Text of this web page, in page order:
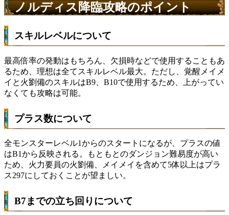
ノルディス降臨攻略のポイント
スキルレベルについて
最高倍率の発動はもちろん、欠損時などで使用することもあ
るため、理想は全てスキルレベル最大。ただし、覚醒メイメ
イと火劉備のスキルはB9、B10で使用するため、上がってい
なくても攻略は可能。
プラス数について
全モンスターレベル1からのスタートになるが、プラスの値
はB1から反映される。もともとのダンジョン難易度が高い
ため、火力要員の火劉備、メイメイを含めて5体以上はプラ
ス297にしておくことが望ましい。
B7までの立ち回りについて